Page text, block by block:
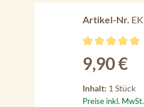
Artikel-Nr.
Regulärer Preis:
9,90 €
Inhalt: 1 Stück
Preise inkl.